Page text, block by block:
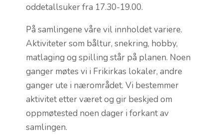
oddetallsuker fra 17.30-19.00.
På samlingene våre vil innholdet variere.
Aktiviteter som båltur, snekring, hobby,
matlaging og spilling står på planen. Noen
ganger møtes vi i Frikirkas lokaler, andre
ganger ute i nærområdet. Vi bestemmer
aktivitet etter været og gir beskjed om
oppmøtested noen dager i forkant av
samlingen.